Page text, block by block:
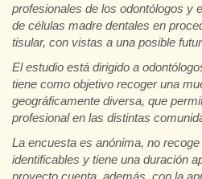
profesionales de los odontólogos y
de células madre dentales en
tisular, con vistas a una posible
El estudio está dirigido a
tiene como objetivo recoger una
geográficamente diversa, que
profesional en las distintas
La encuesta es anónima, no
identificables y tiene una duración
proyecto cuenta, además, con la